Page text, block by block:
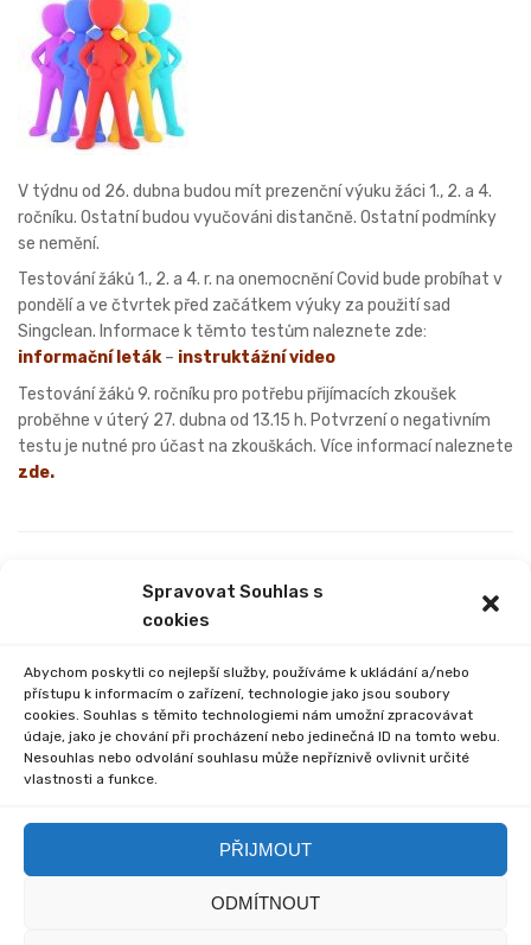
Spravovat Souhlas s
cookies
Abychom poskytli co nejlepší služby, používáme k ukládání a/nebo
přístupu k informacím o zařízení, technologie jako jsou soubory
cookies. Souhlas s těmito technologiemi nám umožní zpracovávat
údaje, jako je chování při procházení nebo jedinečná ID na tomto webu.
Nesouhlas nebo odvolání souhlasu může nepříznivě ovlivnit určité
vlastnosti a funkce.
PŘIJMOUT
ODMÍTNOUT
V týdnu od 26. dubna budou mít prezenční výuku žáci 1., 2. a 4.
ročníku. Ostatní budou vyučováni distančně. Ostatní podmínky
se nemění.
Testování žáků 1., 2. a 4. r. na onemocnění Covid bude probíhat v
pondělí a ve čtvrtek před začátkem výuky za použití sad
Singclean. Informace k těmto testům naleznete zde:
informační leták– instruktážní video
Testování žáků 9. ročníku pro potřebu přijímacích zkoušek
proběhne v úterý 27. dubna od 13.15 h. Potvrzení o negativním
testu je nutné pro účast na zkouškách. Více informací naleznete
zde.
ZÁPIS – ŽÁCI PŘIJATÍ K
ZÁKLADNÍMU VZDĚLÁVÁNÍ
ČTENÁŘI V MASCE
Comments are closed.